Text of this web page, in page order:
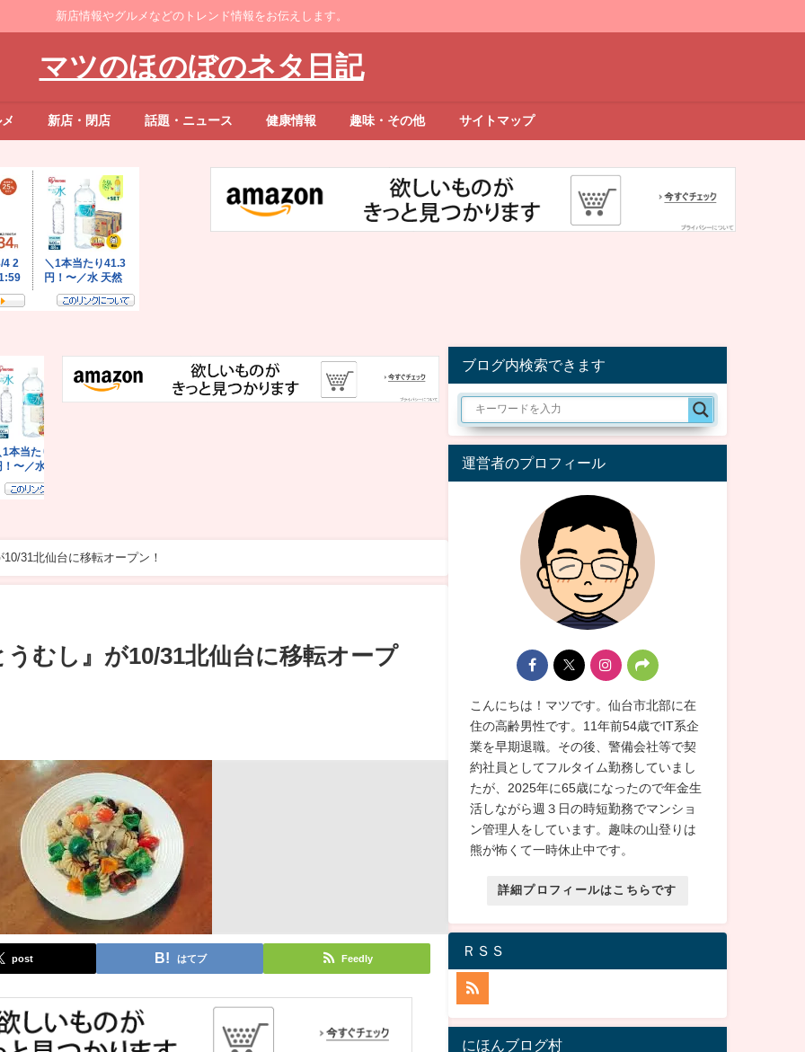
新店情報やグルメなどのトレンド情報をお伝えします。
マツのほのぼのネタ日記
新店・閉店 話題・ニュース 健康情報 趣味・その他 サイトマップ
31北仙台に移転オープン！
むし』が10/31北仙台に移転オープ
post はてブ Feedly
ブログ内検索できます
運営者のプロフィール
こんにちは！マツです。仙台市北部に在
住の高齢男性です。11年前54歳でIT系企
業を早期退職。その後、警備会社等で契
約社員としてフルタイム勤務していまし
たが、2025年に65歳になったので年金生
活しながら週３日の時短勤務でマンショ
ン管理人をしています。趣味の山登りは
熊が怖くて一時休止中です。
詳細プロフィールはこちらです
ＲＳＳ
にほんブログ村